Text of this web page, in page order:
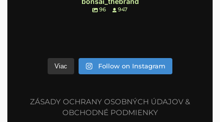
96 947
Viac Follow on Instagram
ZÁSADY OCHRANY OSOBNÝCH ÚDAJOV &
OBCHODNÉ PODMIENKY